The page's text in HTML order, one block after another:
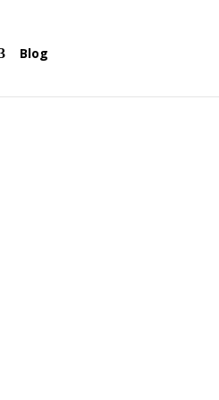
Blog